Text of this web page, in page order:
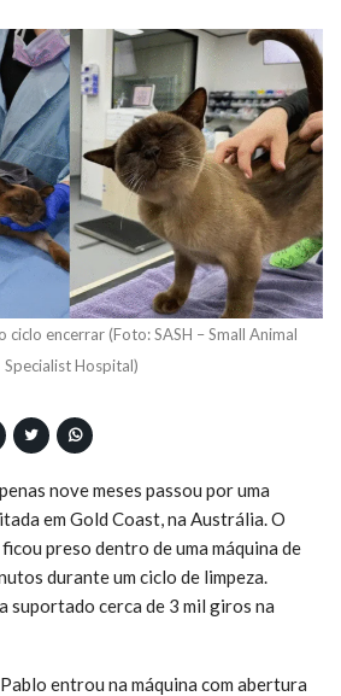
encerrar (Foto: SASH – Small Animal
Specialist Hospital)
nove meses passou por uma
em Gold Coast, na Austrália. O
preso dentro de uma máquina de
durante um ciclo de limpeza.
suportado cerca de 3 mil giros na
entrou na máquina com abertura